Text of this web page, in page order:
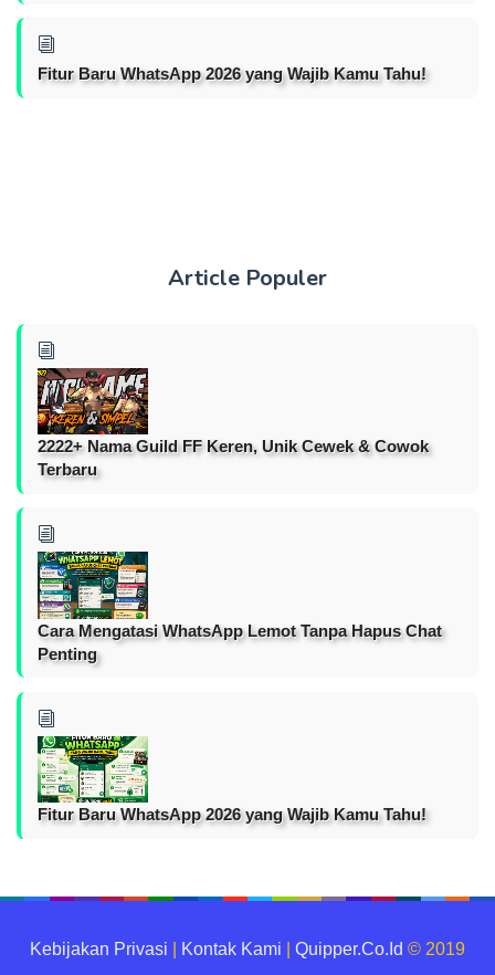
Fitur Baru WhatsApp 2026 yang Wajib Kamu Tahu!
Article Populer
2222+ Nama Guild FF Keren, Unik Cewek & Cowok
Terbaru
Cara Mengatasi WhatsApp Lemot Tanpa Hapus Chat
Penting
Fitur Baru WhatsApp 2026 yang Wajib Kamu Tahu!
Kebijakan Privasi Kontak Kami Quipper.Co.Id © 2019